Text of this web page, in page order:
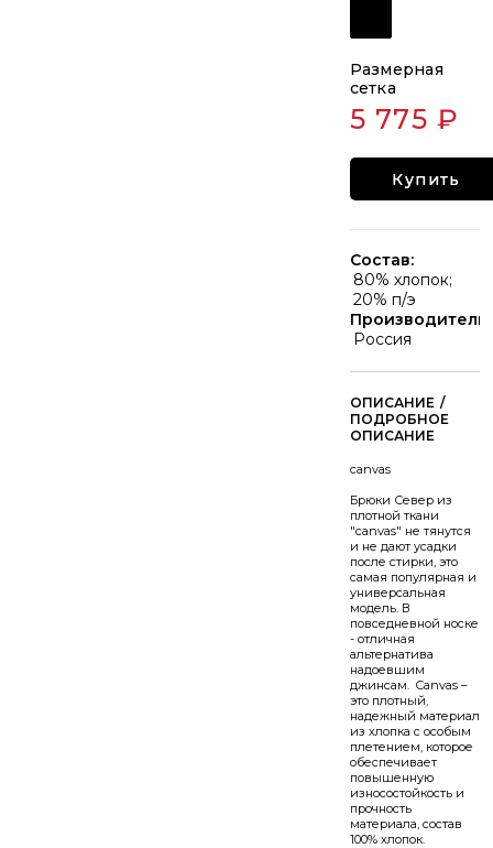
Размерная
сетка
5 775 ₽
Купить
Состав:
80% хлопок;
20% п/э
Производитель:
Россия
/
canvas
Брюки Север из
плотной ткани
"canvas" не тянутся
и не дают усадки
после стирки, это
самая популярная и
универсальная
модель. В
повседневной носке
- отличная
альтернатива
надоевшим
джинсам. Canvas –
это плотный,
надежный материал
из хлопка с особым
плетением, которое
обеспечивает
повышенную
износостойкость и
прочность
материала, состав
100% хлопок.